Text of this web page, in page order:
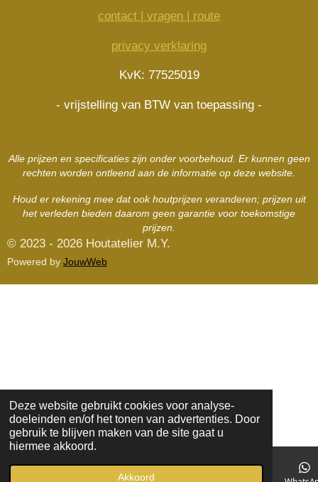
Deze website gebruikt cookies voor analyse-
doeleinden en/of het tonen van advertenties. Door
gebruik te blijven maken van de site gaat u
hiermee akkoord.
Akkoord
p
o
r
m
e
t
contact | vragen | route
privacy verklaring
KvK: 77525019
- vrijstelling van BTW van toepassing -
Alle prijzen en specificaties zijn onder voorbehoud. Er kunnen geen
rechten worden ontleend aan de informatie op deze website.
Houd er rekening mee dat ook houtprijzen veranderen; prijzen uit
het verleden bieden daarom geen garantie voor toekomstige
prijzen.
© 2023 - 2026 Houtatelier M.Y.
Powered by JouwWeb